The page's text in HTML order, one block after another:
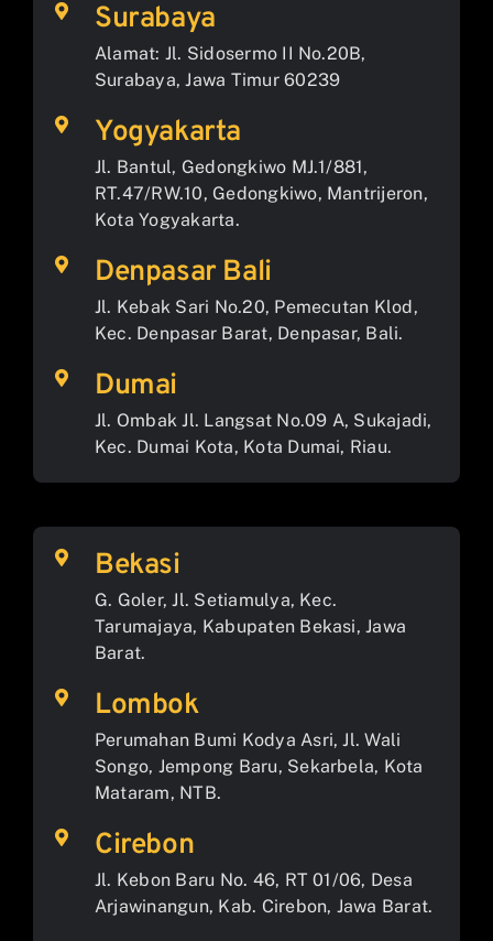
Surabaya
Alamat: Jl. Sidosermo II No.20B,
Surabaya, Jawa Timur 60239
Yogyakarta
Jl. Bantul, Gedongkiwo MJ.1/881,
RT.47/RW.10, Gedongkiwo, Mantrijeron,
Kota Yogyakarta.
Denpasar Bali
Jl. Kebak Sari No.20, Pemecutan Klod,
Kec. Denpasar Barat, Denpasar, Bali.
Dumai
Jl. Ombak Jl. Langsat No.09 A, Sukajadi,
Kec. Dumai Kota, Kota Dumai, Riau.
Bekasi
G. Goler, Jl. Setiamulya, Kec.
Tarumajaya, Kabupaten Bekasi, Jawa
Barat.
Lombok
Perumahan Bumi Kodya Asri, Jl. Wali
Songo, Jempong Baru, Sekarbela, Kota
Mataram, NTB.
Cirebon
Jl. Kebon Baru No. 46, RT 01/06, Desa
Arjawinangun, Kab. Cirebon, Jawa Barat.